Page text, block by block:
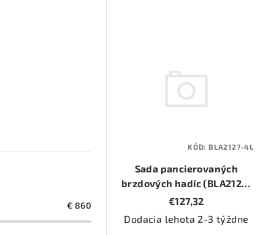
€ 860
o
r
o
Sada pancierovaných
brzdových hadíc (BLA2127-
4L)
€127,32
Dodacia lehota 2-3 týždne
KÓD: BLA2127-4L